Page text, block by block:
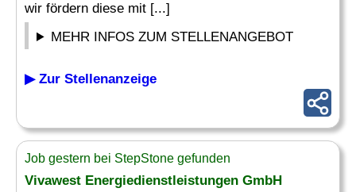
wir fördern diese mit [...]
MEHR INFOS ZUM STELLENANGEBOT
▶ Zur Stellenanzeige
Job gestern bei StepStone gefunden
Vivawest Energiedienstleistungen GmbH